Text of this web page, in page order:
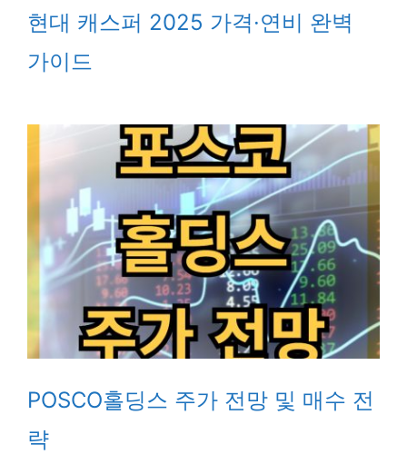
현대 캐스퍼 2025 가격·연비 완벽
가이드
POSCO홀딩스 주가 전망 및 매수 전
략